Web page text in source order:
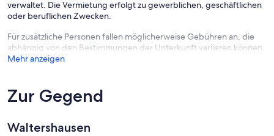
Nach der Buchung haben Sie folgende Zahlungsmöglichkeiten:
Banküberweisung, Sofortüberweisung, Eurocard/ Mastercard,
VISA, iDeal.
verwaltet. Die Vermietung erfolgt zu gewerblichen, geschäftlichen
oder beruflichen Zwecken.
Für zusätzliche Personen fallen möglicherweise Gebühren an, die
abhängig von den Bestimmungen der Unterkunft variieren können.
Mehr anzeigen
Zur Gegend
Waltershausen